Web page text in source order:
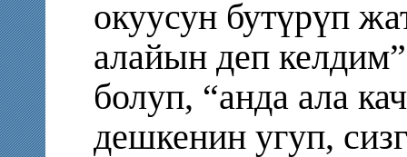
окуусун бутүрүп
алайын деп
болуп, “анда ала
дешкенин угуп,